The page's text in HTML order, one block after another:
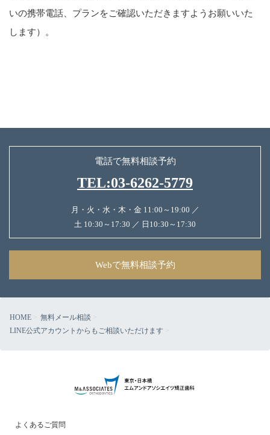
いの携帯電話、プランをご確認いただきますようお願いいた
します）。
電話で無料相談予約
TEL:03-6262-5779
月・火・水・木・金 11:00～19:00 ／
土 10:30～17:30 ／ 日10:30～17:30
Webで無料相談予約
HOME
無料メール相談
LINE公式アカウントからもご相談いただけます
よくあるご質問